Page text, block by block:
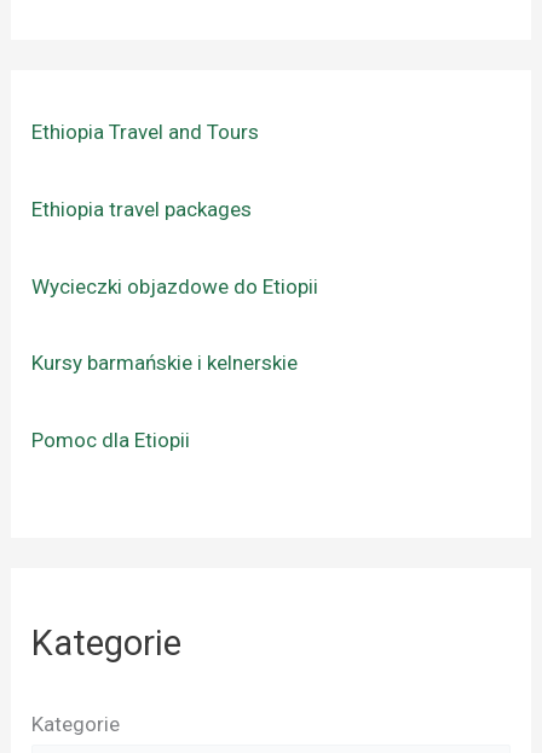
Ethiopia Travel and Tours
Ethiopia travel packages
Wycieczki objazdowe do Etiopii
Kursy barmańskie i kelnerskie
Pomoc dla Etiopii
Kategorie
Kategorie